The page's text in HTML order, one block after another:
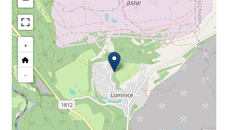
+
-